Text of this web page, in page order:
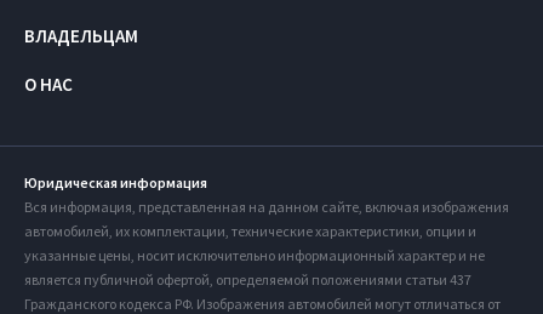
ВЛАДЕЛЬЦАМ
О НАС
Юридическая информация
Вся информация, представленная на данном сайте, включая изображения
автомобилей, их комплектации, технические характеристики, опции и
указанные цены, носит исключительно информационный характер и не
является публичной офертой, определяемой положениями статьи 437
Гражданского кодекса РФ. Изображения автомобилей могут отличаться от